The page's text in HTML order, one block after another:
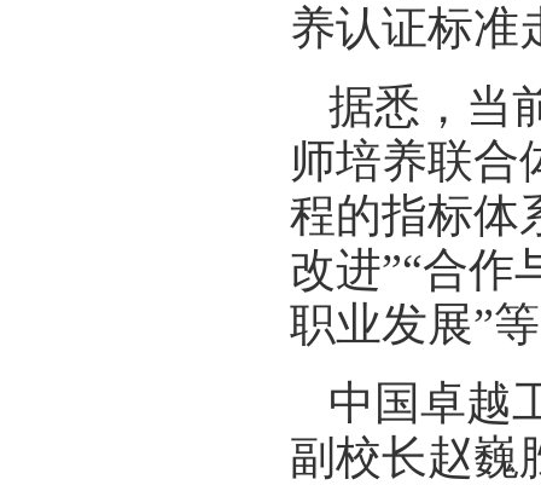
养认证标准
据悉，当
师培养联合
程的指标体
改进”“合作
职业发展”
中国卓越
副校长赵巍